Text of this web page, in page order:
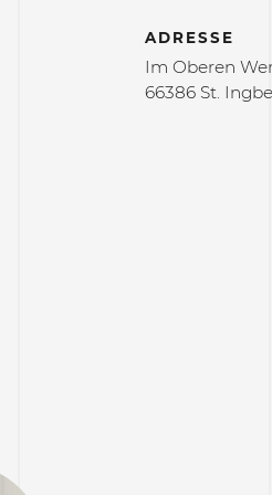
ADRESSE
Im Oberen
66386 St.